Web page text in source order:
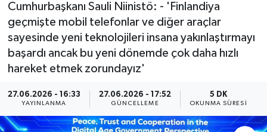
Cumhurbaşkanı Sauli Niinistö: - 'Finlandiya
geçmişte mobil telefonlar ve diğer araçlar
sayesinde yeni teknolojileri insana yakınlaştırmayı
başardı ancak bu yeni dönemde çok daha hızlı
hareket etmek zorundayız'
27.06.2026 - 16:33
YAYINLANMA
27.06.2026 - 17:52
GÜNCELLEME
5 DK
OKUNMA SÜRESI
RÖPORTAJLAR
SAĞLIK
GÜNCEL